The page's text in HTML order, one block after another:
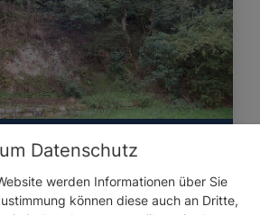
– Geschichte und
Datenschutz
werden Informationen über Sie
können diese auch an Dritte,